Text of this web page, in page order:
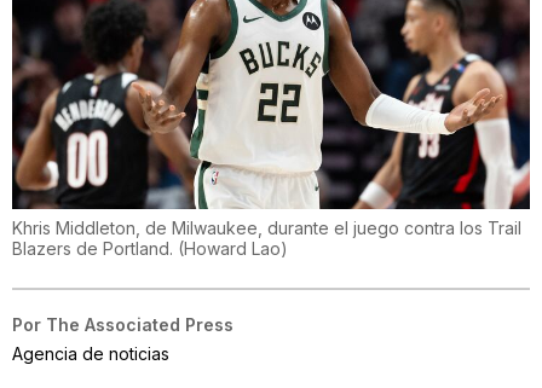
Khris Middleton, de Milwaukee, durante el juego contra los Trail
Blazers de Portland. (Howard Lao)
Por The Associated Press
Agencia de noticias